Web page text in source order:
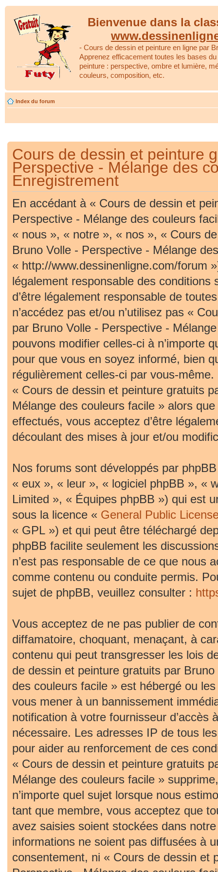
Bienvenue dans la
- Cours de dessin et peinture en ligne par
Apprenez efficacement toutes les bases
peinture : perspective, ombre et lumière,
couleurs, composition, etc.
Index du forum
Cours de dessin et peinture
Perspective - Mélange des
Enregistrement
En accédant à « Cours de dessin et
Perspective - Mélange des couleurs
« nous », « notre », « nos », « Cours
Bruno Volle - Perspective - Mélange
« http://www.dessinenligne.com/forum
légalement responsable des conditions
d’être légalement responsable de
n’accédez pas et/ou n’utilisez pas «
par Bruno Volle - Perspective -
pouvons modifier celles-ci à n’importe
pour que vous en soyez informé, bien
régulièrement celles-ci par vous-même.
« Cours de dessin et peinture gratuits
Mélange des couleurs facile » alors
effectués, vous acceptez d’être
découlant des mises à jour et/ou
Nos forums sont développés par
« eux », « leur », « logiciel phpBB », «
Limited », « Équipes phpBB ») qui est
sous la licence « General Public
« GPL ») et qui peut être téléchargé
phpBB facilite seulement les
n’est pas responsable de ce que nous
comme contenu ou conduite permis.
sujet de phpBB, veuillez consulter :
Vous acceptez de ne pas publier de
diffamatoire, choquant, menaçant, à
contenu qui peut transgresser les lois
de dessin et peinture gratuits par
des couleurs facile » est hébergé ou
vous mener à un bannissement
notification à votre fournisseur d’accès
nécessaire. Les adresses IP de tous
pour aider au renforcement de ces
« Cours de dessin et peinture gratuits
Mélange des couleurs facile »
n’importe quel sujet lorsque nous
tant que membre, vous acceptez que
avez saisies soient stockées dans
informations ne soient pas diffusées à
consentement, ni « Cours de dessin et